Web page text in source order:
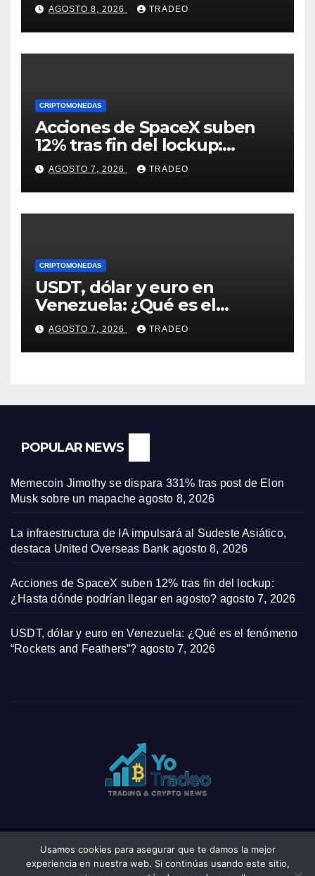
Bank
AGOSTO 8, 2026 TRADEO
CRIPTOMONEDAS
Acciones de SpaceX suben
12% tras fin del lockup:
¿Hasta dónde podrían llegar
en agosto?
AGOSTO 7, 2026 TRADEO
CRIPTOMONEDAS
USDT, dólar y euro en
Venezuela: ¿Qué es el
fenómeno “Rockets and
Feathers”?
AGOSTO 7, 2026 TRADEO
POPULAR NEWS
Memecoin Jimothy se dispara 331% tras post de Elon
Musk sobre un mapache agosto 8, 2026
La infraestructura de IA impulsará al Sudeste Asiático,
destaca United Overseas Bank agosto 8, 2026
Acciones de SpaceX suben 12% tras fin del lockup:
¿Hasta dónde podrían llegar en agosto? agosto 7, 2026
USDT, dólar y euro en Venezuela: ¿Qué es el fenómeno
“Rockets and Feathers”? agosto 7, 2026
Funciona gracias a WordPress|Tema: News Click deThemeansar
Usamos cookies para asegurar que te damos la mejor
experiencia en nuestra web. Si continúas usando este sitio,